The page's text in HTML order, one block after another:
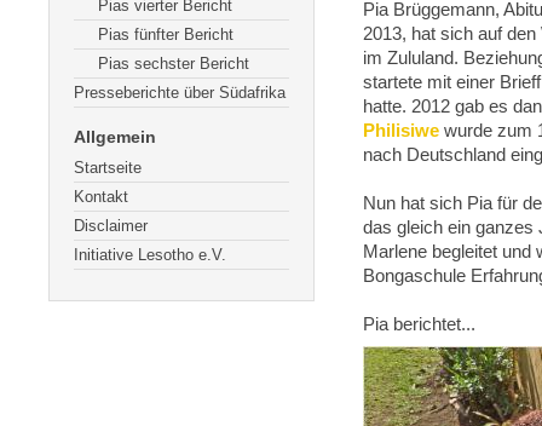
Pias vierter Bericht
Pias fünfter Bericht
Pias sechster Bericht
Presseberichte über Südafrika
Allgemein
Startseite
Kontakt
Disclaimer
Initiative Lesotho e.V.
Pia Brüggemann,
2013, hat sich auf
im Zululand.
startete mit einer
hatte. 2012 gab es
Philisiwe wurde zum
nach Deutschland
Nun hat sich Pia für
das gleich ein ganzes
Marlene begleitet und
Bongaschule
Pia berichtet...